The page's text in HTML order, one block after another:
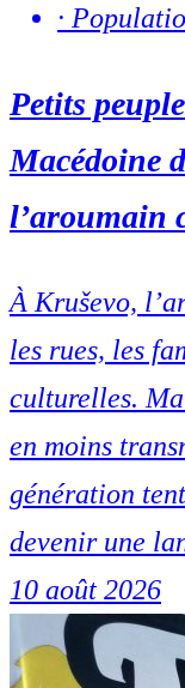
·
Petits
Macédoine
l’aroumain
À Kruševo,
les rues, les
culturelles.
en moins
génération
devenir une
10 août 2026